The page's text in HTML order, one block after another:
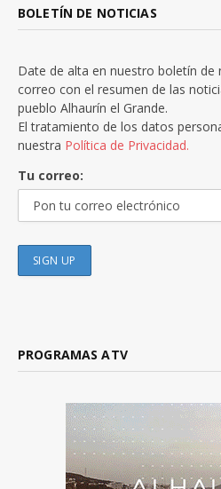
BOLETÍN DE NOTICIAS
Date de alta en nuestro boletín de
correo con el resumen de las
pueblo Alhaurín el Grande.
El tratamiento de los datos
nuestra Política de Privacidad.
Tu correo:
PROGRAMAS ATV